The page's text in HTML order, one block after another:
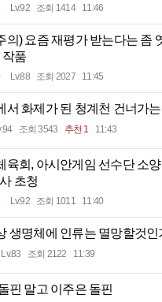
Lv.92 조회 1414 11:46
의) 요즘 재평가 받는다는 좀
작품
Lv.88 조회 2027 11:45
서 화제가 된 청계천 건너가
조회 3543 추천 1 11:43
육회, 아시안게임 선수단 소
초청
Lv.92 조회 1011 11:40
생명체에 인류는 멸망할것인
Lv.83 조회 2122 11:39
핀 말고 이주은 돌핀